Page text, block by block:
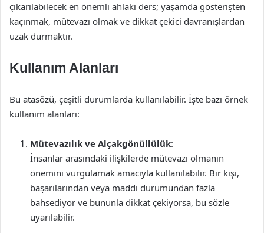
çıkarılabilecek en önemli ahlaki ders; yaşamda gösterişten
kaçınmak, mütevazı olmak ve dikkat çekici davranışlardan
uzak durmaktır.
Kullanım Alanları
Bu atasözü, çeşitli durumlarda kullanılabilir. İşte bazı örnek
kullanım alanları:
Mütevazılık ve Alçakgönüllülük:
İnsanlar arasındaki ilişkilerde mütevazı olmanın
önemini vurgulamak amacıyla kullanılabilir. Bir kişi,
başarılarından veya maddi durumundan fazla
bahsediyor ve bununla dikkat çekiyorsa, bu sözle
uyarılabilir.